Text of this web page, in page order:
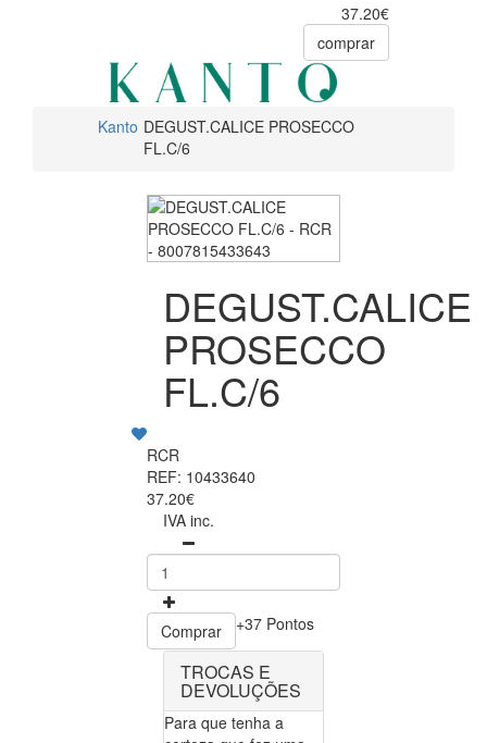
37.20€
comprar
Kanto DEGUST.CALICE PROSECCO
FL.C/6
DEGUST.CALICE
PROSECCO
FL.C/6
RCR
REF: 10433640
37.20€
IVA inc.
Comprar +37 Pontos
TROCAS E
DEVOLUÇÕES
Para que tenha a